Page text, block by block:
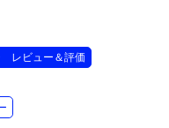
レビュー＆評価